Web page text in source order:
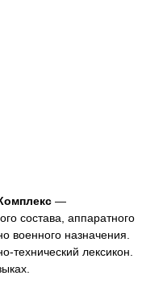
—
состава, аппаратного
военного назначения.
технический лексикон.